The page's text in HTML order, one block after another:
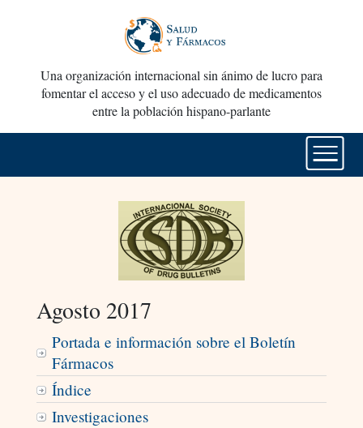
Una organización internacional sin ánimo de lucro para
fomentar el acceso y el uso adecuado de medicamentos
entre la población hispano-parlante
Agosto 2017
Portada e información sobre el Boletín
Fármacos
Índice
Investigaciones